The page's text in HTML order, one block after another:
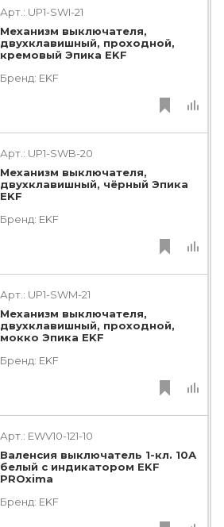
Арт.: UP1-SWI-21
Механизм выключателя,
двухклавишный, проходной,
кремовый Эпика EKF
Бренд: EKF
Арт.: UP1-SWB-20
Механизм выключателя,
двухклавишный, чёрный Эпика
EKF
Бренд: EKF
Арт.: UP1-SWM-21
Механизм выключателя,
двухклавишный, проходной,
мокко Эпика EKF
Бренд: EKF
Арт.: EWV10-121-10
Валенсия выключатель 1-кл. 10А
белый с индикатором EKF
PROxima
Бренд: EKF